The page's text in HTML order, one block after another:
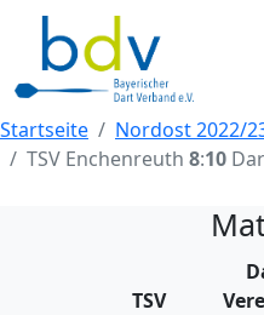
Startseite Nordost 2022/
TSV Enchenreuth 8:10
TSV